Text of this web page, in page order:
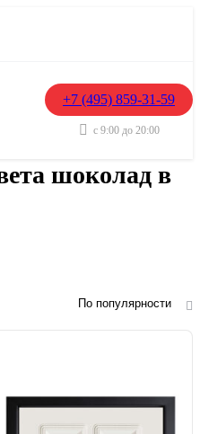
+7 (495) 859-31-59
с 9:00 до 20:00
шоколад в
По популярности